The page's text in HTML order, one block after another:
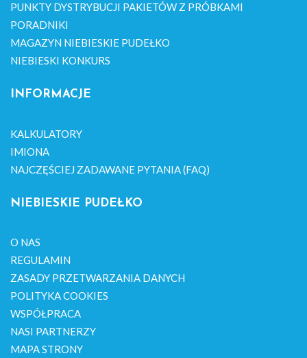
PUNKTY DYSTRYBUCJI PAKIETÓW Z PRÓBKAMI
PORADNIKI
MAGAZYN NIEBIESKIE PUDEŁKO
NIEBIESKI KONKURS
INFORMACJE
KALKULATORY
IMIONA
NAJCZĘŚCIEJ ZADAWANE PYTANIA (FAQ)
NIEBIESKIE PUDEŁKO
O NAS
REGULAMIN
ZASADY PRZETWARZANIA DANYCH
POLITYKA COOKIES
WSPÓŁPRACA
NASI PARTNERZY
MAPA STRONY